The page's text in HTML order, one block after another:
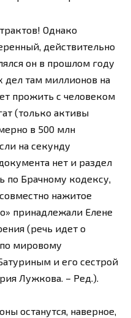
Однако
действительно
он в прошлом году
дел там миллионов на
прожить с человеком
(только активы
в 500 млн
на секунду
нет и раздел
по Брачному кодексу,
нажитое
принадлежали Елене
(речь идет о
мировому
и его сестрой
Лужкова. – Ред.).
останутся, наверное,